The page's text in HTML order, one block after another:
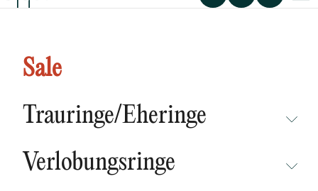
Sale
Trauringe/Eheringe
NEUHEITEN
Verlobungsringe
Schmuckset mit Lab Grown
Diamanten Amara